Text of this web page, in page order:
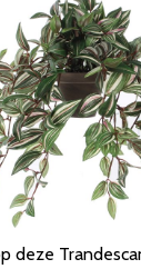
deze